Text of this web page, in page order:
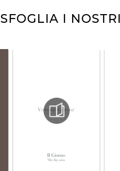
SFOGLIA I